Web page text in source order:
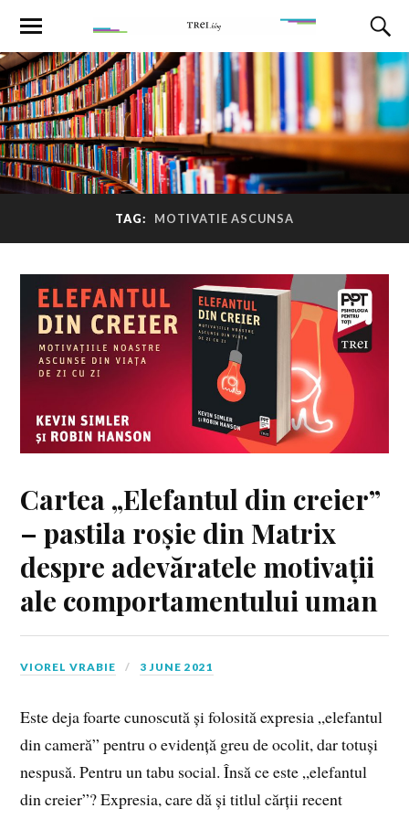
TAG: MOTIVATIE ASCUNSA
Cartea „Elefantul din creier”
– pastila roșie din Matrix
despre adevăratele motivații
ale comportamentului uman
VIOREL VRABIE 3 JUNE 2021
Este deja foarte cunoscută și folosită expresia „elefantul
din cameră” pentru o evidență greu de ocolit, dar totuși
nespusă. Pentru un tabu social. Însă ce este „elefantul
din creier”? Expresia, care dă și titlul cărții recent